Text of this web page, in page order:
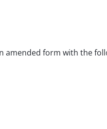
amended form with the